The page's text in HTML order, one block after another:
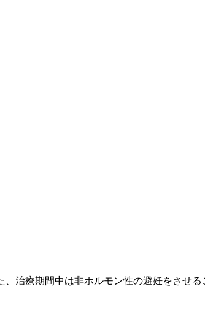
治療期間中は非ホルモン性の避妊をさせ